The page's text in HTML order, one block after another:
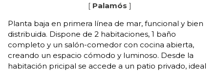
[ Palamós ]
Planta baja en primera línea de mar, funcional y bien
distribuida. Dispone de 2 habitaciones, 1 baño
completo y un salón-comedor con cocina abierta,
creando un espacio cómodo y luminoso. Desde la
habitación pricipal se accede a un patio privado, ideal